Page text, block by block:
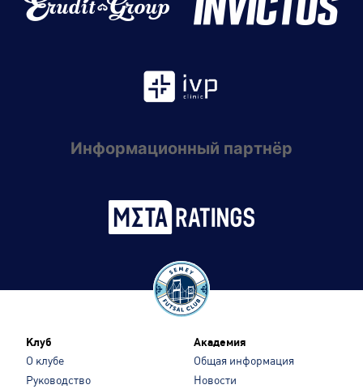
Информационный партнёр
Клуб
О клубе
Руководство
Академия
Общая информация
Новости